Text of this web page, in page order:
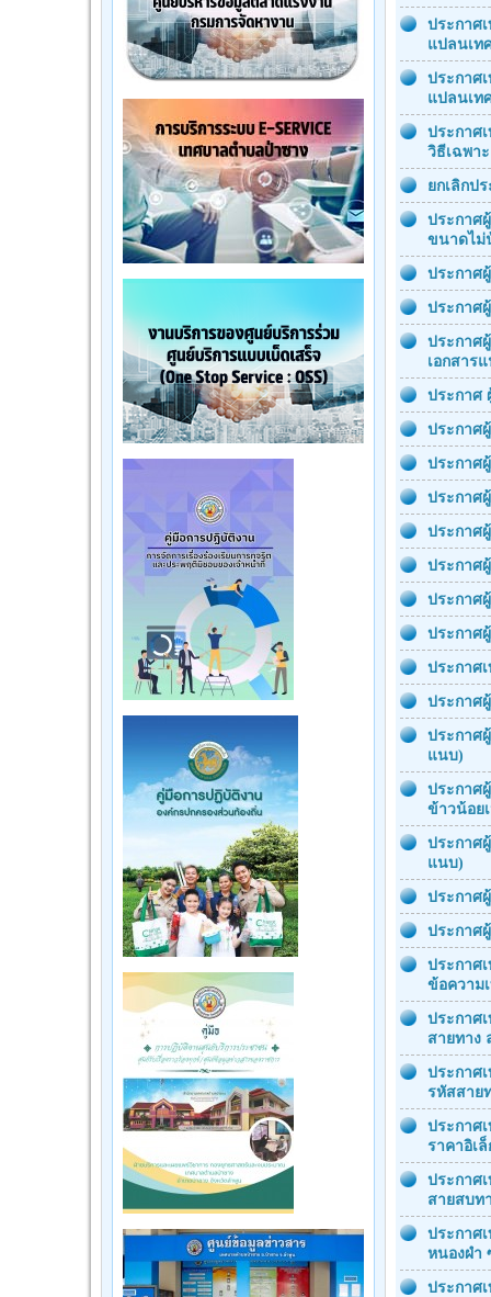
ประกาศ
แปลนเท
ประกาศ
แปลนเท
ประกาศ
วิธีเฉพาะ
ยกเลิกป
ประกาศ
ขนาดไม่
ประกาศ
ประกาศ
ประกาศ
เอกสาร
ประกาศ
ประกาศ
ประกาศ
ประกาศ
ประกาศ
ประกาศ
ประกาศ
ประกาศ
ประกาศ
ประกาศ
ประกาศ
แนบ)
ประกาศ
ข้าวน้อย
ประกาศ
แนบ)
ประกาศ
ประกาศ
ประกาศ
ข้อความ
ประกาศ
สายทาง
ประกาศ
รหัสสาย
ประกาศ
ราคาอิเ
ประกาศ
สายสบท
ประกาศ
หนองผำ
ประกาศ